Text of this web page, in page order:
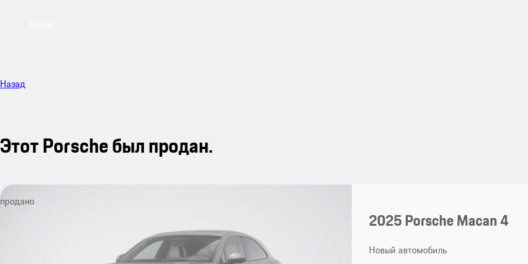
Назад
Этот Porsche был продан.
продано
2025 Porsche Macan 4
Новый автомобиль